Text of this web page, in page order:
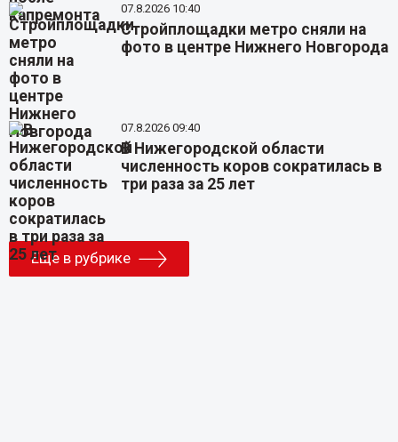
07.8.2026 10:40
Стройплощадки метро сняли на
фото в центре Нижнего Новгорода
07.8.2026 09:40
В Нижегородской области
численность коров сократилась в
три раза за 25 лет
Еще в рубрике